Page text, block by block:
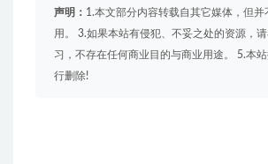
声明： 1.本文部分内容转载自其它媒体，但
用。 3.如果本站有侵犯、不妥之处的资源，
习，不存在任何商业目的与商业用途。 5.本
行删除!